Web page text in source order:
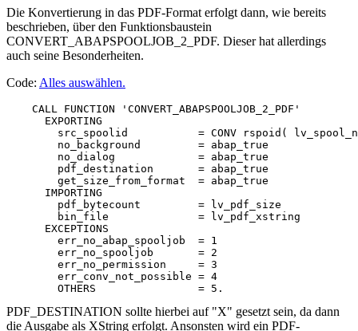
Die Konvertierung in das PDF-Format erfolgt dann, wie bereits
beschrieben, über den Funktionsbaustein
CONVERT_ABAPSPOOLJOB_2_PDF. Dieser hat allerdings
auch seine Besonderheiten.
Code: Alles auswählen.
    CALL FUNCTION 'CONVERT_ABAPSPOOLJOB_2_PDF'
      EXPORTING
src_spoolid           = CONV rspoid(
        no_background         = abap_true
        no_dialog             = abap_true
        pdf_destination       = abap_true
        get_size_from_format  = abap_true
      IMPORTING
        pdf_bytecount         = lv_pdf_size
        bin_file              = lv_pdf_xstring
      EXCEPTIONS
        err_no_abap_spooljob  = 1
        err_no_spooljob       = 2
        err_no_permission     = 3
        err_conv_not_possible = 4
PDF_DESTINATION sollte hierbei auf "X" gesetzt sein, da dann
die Ausgabe als XString erfolgt. Ansonsten wird ein PDF-